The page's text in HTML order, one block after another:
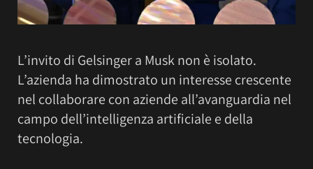
L’invito di Gelsinger a Musk non è isolato.
L’azienda ha dimostrato un interesse crescente
nel collaborare con aziende all’avanguardia nel
campo dell’intelligenza artificiale e della
tecnologia.